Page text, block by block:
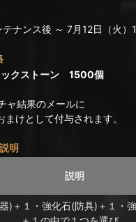
ナンス後 ～ 7月12日（火）
ックストーン 1500個
ャ結果のメールに
けとして付与されます。
明
説明
)＋１・強化石(防具)＋１・